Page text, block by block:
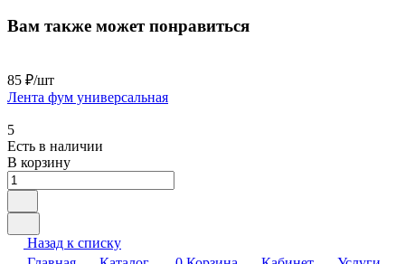
Вам также может понравиться
85 ₽/шт
Лента фум универсальная
5
Есть в наличии
В корзину
Назад к списку